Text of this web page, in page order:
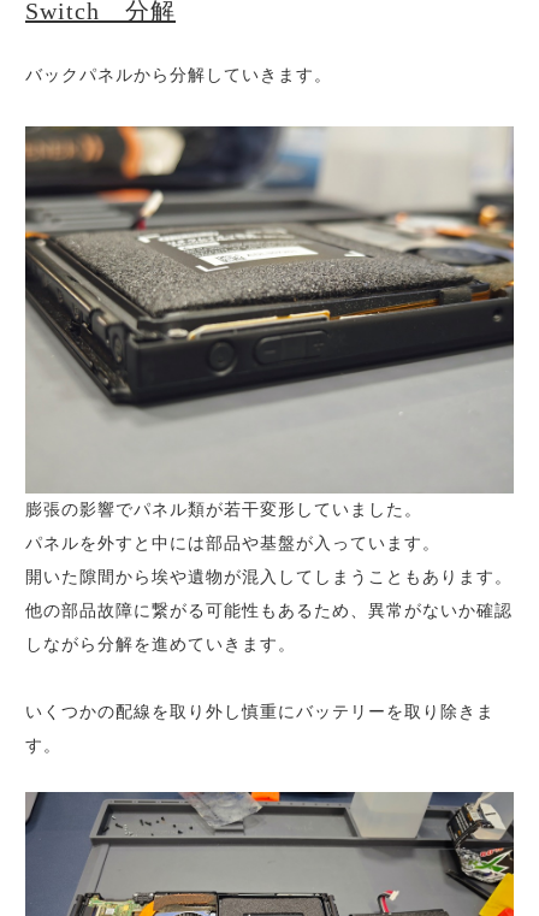
Switch 分解
バックパネルから分解していきます。
膨張の影響でパネル類が若干変形していました。
パネルを外すと中には部品や基盤が入っています。
開いた隙間から埃や遺物が混入してしまうこともあります。
他の部品故障に繋がる可能性もあるため、異常がないか確認
しながら分解を進めていきます。
いくつかの配線を取り外し慎重にバッテリーを取り除きま
す。